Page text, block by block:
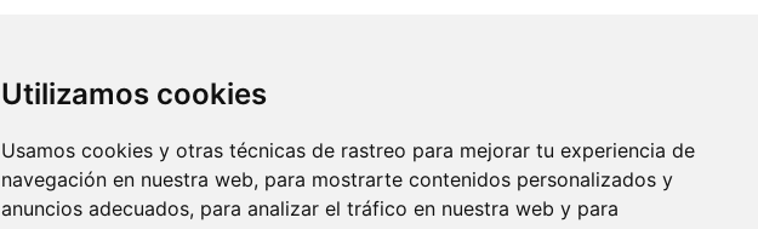
Utilizamos cookies
Usamos cookies y otras técnicas de rastreo para mejorar tu experiencia de
navegación en nuestra web, para mostrarte contenidos personalizados y
anuncios adecuados, para analizar el tráfico en nuestra web y para